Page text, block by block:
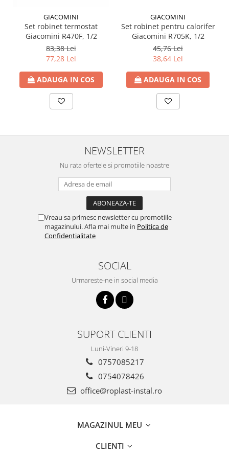
Ventilator de tubulatura
Amenajare bucatarie
Promotii pachete chiuveta +
Chiuvete bucatarie din compozit
Chiuveta bucatarie inox
Chiuveta bucatarie granit
Instalatii apa/gaz/canalizare
FILTRARE PENTRU APA SI PIESE DE
Filtre de apa
Cartuse ( Rezerve filtre apa)
SISTEME DE ALIMENTARE CU APA
Mufa rapida pt teava PEHD
Fitinguri Compresiune
Pompe submersibile
Pompe pentru testare instalatii
GIACOMINI
Set robinet termostat
Giacomini R470F, 1/2
83,38 Lei
77,28 Lei
ADAUGA IN COS
GIACOMINI
Set robinet pentru calorifer
Giacomini R705K, 1/2
45,76 Lei
38,64 Lei
ADAUGA IN COS
NEWSLETTER
Nu rata ofertele si promotiile noastre
Vreau sa primesc newsletter cu promotiile
magazinului. Afla mai multe in Politica de
Confidentialitate
SOCIAL
Urmareste-ne in social media
SUPORT CLIENTI
Luni-Vineri 9-18
0757085217
0754078426
office@roplast-instal.ro
MAGAZINUL MEU
CLIENTI